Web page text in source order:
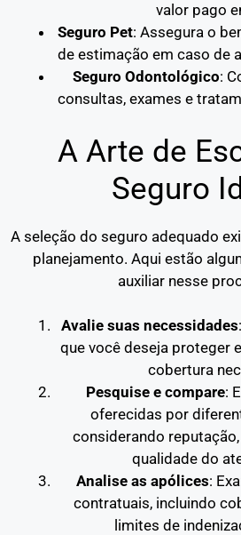
valor pago
Seguro Pet: Assegura o
de estimação em caso de
Seguro Odontológico:
consultas, exames e
A Arte de
Seguro
A seleção do seguro adequado
planejamento. Aqui estão
auxiliar nesse
Avalie suas necessidades
que você deseja proteger
cobertura
Pesquise e compare:
oferecidas por
considerando
qualidade do
Analise as apólices:
contratuais, incluindo
limites de